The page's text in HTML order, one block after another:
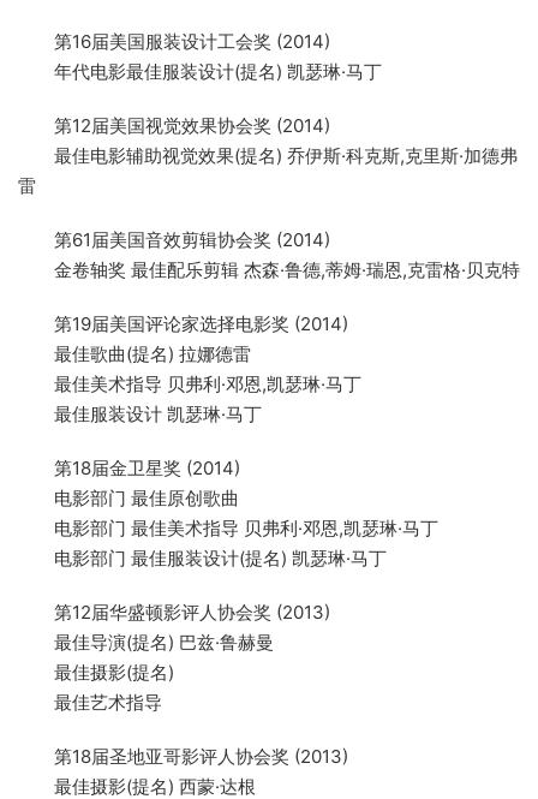
第16届美国服装设计工会奖 (2014)
年代电影最佳服装设计(提名) 凯瑟琳·马丁
第12届美国视觉效果协会奖 (2014)
最佳电影辅助视觉效果(提名) 乔伊斯·科克斯,克里斯·加德弗
雷
第61届美国音效剪辑协会奖 (2014)
金卷轴奖 最佳配乐剪辑 杰森·鲁德,蒂姆·瑞恩,克雷格·贝克特
第19届美国评论家选择电影奖 (2014)
最佳歌曲(提名) 拉娜德雷
最佳美术指导 贝弗利·邓恩,凯瑟琳·马丁
最佳服装设计 凯瑟琳·马丁
第18届金卫星奖 (2014)
电影部门 最佳原创歌曲
电影部门 最佳美术指导 贝弗利·邓恩,凯瑟琳·马丁
电影部门 最佳服装设计(提名) 凯瑟琳·马丁
第12届华盛顿影评人协会奖 (2013)
最佳导演(提名) 巴兹·鲁赫曼
最佳摄影(提名)
最佳艺术指导
第18届圣地亚哥影评人协会奖 (2013)
最佳摄影(提名) 西蒙·达根